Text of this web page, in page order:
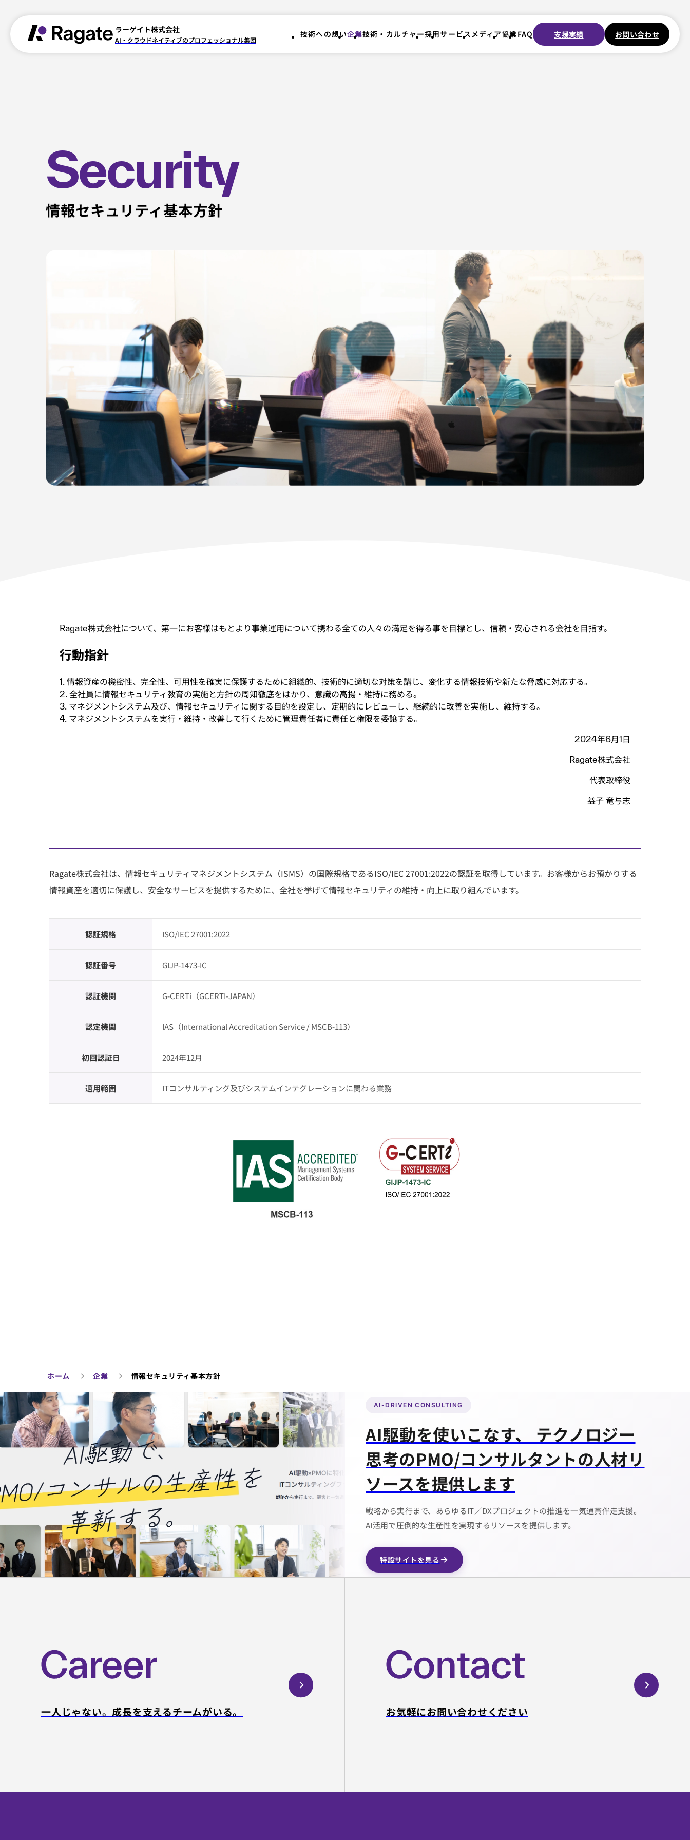
ラーゲイト株式会社
AI・クラウドネイティブのプロフェッショナル集団
技術への想い企業技術・カルチャー採用サービスメディア協業FAQ
支援実績 お問い合わせ
Security
情報セキュリティ基本方針
Ragate株式会社について、第一にお客様はもとより事業運用について携わる全ての人々の満足を得る事を目標とし、信頼・安心される会社を目指す。
行動指針
1. 情報資産の機密性、完全性、可用性を確実に保護するために組織的、技術的に適切な対策を講じ、変化する情報技術や新たな脅威に対応する。
2. 全社員に情報セキュリティ教育の実施と方針の周知徹底をはかり、意識の高揚・維持に務める。
3. マネジメントシステム及び、情報セキュリティに関する目的を設定し、定期的にレビューし、継続的に改善を実施し、維持する。
4. マネジメントシステムを実行・維持・改善して行くために管理責任者に責任と権限を委譲する。
2024年6月1日
Ragate株式会社
代表取締役
益子 竜与志
Ragate株式会社は、情報セキュリティマネジメントシステム（ISMS）の国際規格であるISO/IEC 27001:2022の認証を取得しています。お客様からお預かりする
情報資産を適切に保護し、安全なサービスを提供するために、全社を挙げて情報セキュリティの維持・向上に取り組んでいます。
認証規格 ISO/IEC 27001:2022
認証番号 GIJP-1473-IC
認証機関 G-CERTi（GCERTI-JAPAN）
認定機関 IAS（International Accreditation Service / MSCB-113）
初回認証日 2024年12月
適用範囲 ITコンサルティング及びシステムインテグレーションに関わる業務
ホーム 企業 情報セキュリティ基本方針
AI-DRIVEN CONSULTING
AI駆動を使いこなす、
テクノロジー
思考のPMO/コンサルタントの人材リ
ソースを提供します
戦略から実行まで、あらゆるIT／DXプロジェクトの推進を一気通貫伴走支援。
AI活用で圧倒的な生産性を実現するリソースを提供します。
特設サイトを見る
一人じゃない。成長を支えるチームがいる。 お気軽にお問い合わせください